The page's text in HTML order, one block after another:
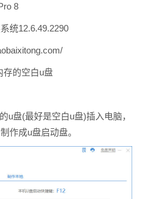
8
统12.6.49.2290
存的空白u盘
u盘(最好是空白u盘)插入电脑，
作成u盘启动盘。